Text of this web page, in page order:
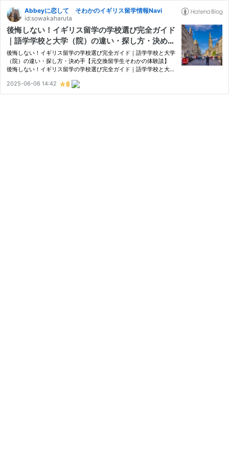
Abbeyに恋して そわかのイギリス留学情報Navi
id:sowakaharuta
後悔しない！イギリス留学の学校選び完全ガイド
｜語学学校と大学（院）の違い・探し方・決め手
【元交換留学生そわかの体験談】
後悔しない！イギリス留学の学校選び完全ガイド｜語学学校と大学
（院）の違い・探し方・決め手【元交換留学生そわかの体験談】
後悔しない！イギリス留学の学校選び完全ガイド｜語学学校と大学
はじめに：学校選びは留学の「心臓部」 イギリス留学の学校、ど
ん…
2025-06-06 14:42